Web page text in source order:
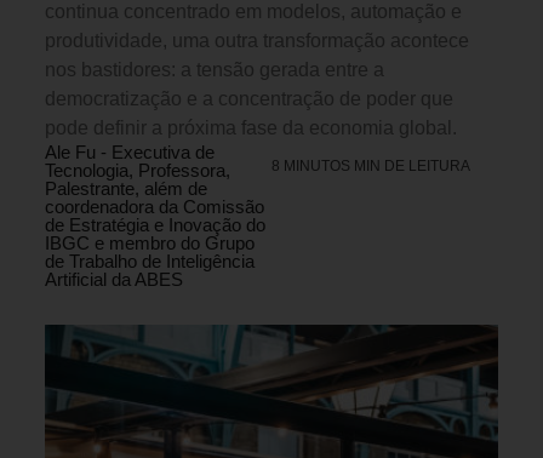
continua concentrado em modelos, automação e
produtividade, uma outra transformação acontece
nos bastidores: a tensão gerada entre a
democratização e a concentração de poder que
pode definir a próxima fase da economia global.
Ale Fu - Executiva de
Tecnologia, Professora,
Palestrante, além de
coordenadora da Comissão
de Estratégia e Inovação do
IBGC e membro do Grupo
de Trabalho de Inteligência
Artificial da ABES
8 MINUTOS MIN DE LEITURA